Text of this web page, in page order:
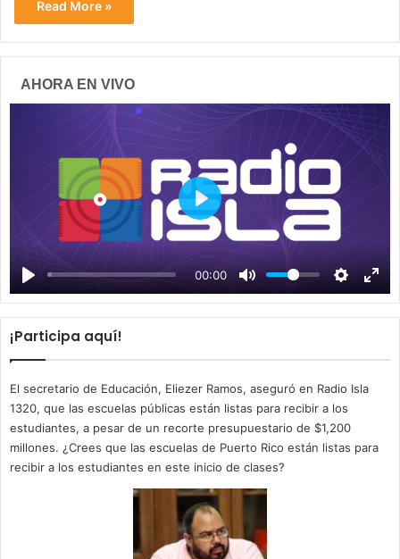
Read More »
AHORA EN VIVO
00:00
P
a
y
¡Participa aquí!
El secretario de Educación, Eliezer Ramos, aseguró en Radio Isla
1320, que las escuelas públicas están listas para recibir a los
estudiantes, a pesar de un recorte presupuestario de $1,200
millones. ¿Crees que las escuelas de Puerto Rico están listas para
recibir a los estudiantes en este inicio de clases?